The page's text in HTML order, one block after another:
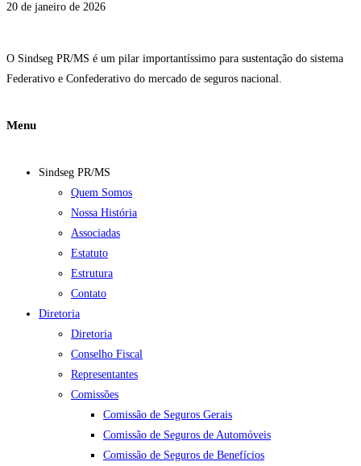
20 de janeiro de 2026
O Sindseg PR/MS é um pilar importantíssimo para sustentação do sistema
Federativo e Confederativo do mercado de seguros nacional.
Menu
Sindseg PR/MS
Quem Somos
Nossa História
Associadas
Estatuto
Estrutura
Contato
Diretoria
Diretoria
Conselho Fiscal
Representantes
Comissões
Comissão de Seguros Gerais
Comissão de Seguros de Automóveis
Comissão de Seguros de Benefícios